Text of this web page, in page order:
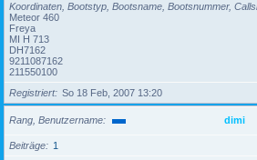
Koordinaten, Bootstyp, Bootsname, Bootsnummer,
Meteor 460
Freya
MI H 713
DH7162
9211087162
211550100
Registriert
So 18 Feb, 2007 13:20
Rang, Benutzername dimi
Beiträge
1